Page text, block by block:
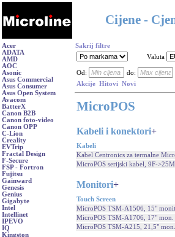
Cijene -
Acer
ADATA
AMD
AOC
Asonic
Asus Commercial
Asus Consumer
Asus Open System
Avacom
BatterX
Canon B2B
Canon foto-video
Canon OPP
C-Lion
Creality
EVTrip
Fractal Design
F-Secure
FSP - Fortron
Fujitsu
Gainward
Genesis
Genius
Gigabyte
Intel
Intellinet
IPEVO
IQ
Kingston
Sakrij filtre
Valuta
Od: do:
Akcije Hitovi Novi
MicroPOS
Kabeli i konektori+
Kabeli
Kabel Centronics za termalne
MicroPOS serijski kabel, 9F-
Monitori+
Touch Screen
MicroPOS TSM-A1506, 15"
MicroPOS TSM-A1706, 17"
MicroPOS TSM-A215, 21,5"